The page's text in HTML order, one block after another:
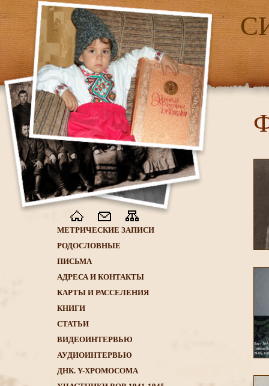
МЕТРИЧЕСКИЕ ЗАПИСИ
РОДОСЛОВНЫЕ
ПИСЬМА
АДРЕСА И КОНТАКТЫ
КАРТЫ И РАССЕЛЕНИЯ
КНИГИ
CТАТЬИ
ВИДЕОИНТЕРВЬЮ
АУДИОИНТЕРВЬЮ
ДНК. Y-ХРОМОСОМА